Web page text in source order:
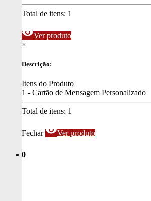
Total de itens: 1
visibilityVer produto
×
Descrição:
Itens do Produto
1 - Cartão de Mensagem Personalizado
Total de itens: 1
Fechar visibilityVer produto
0